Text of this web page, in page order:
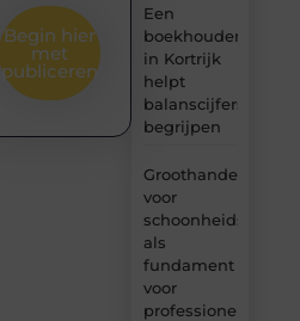
Een
boekhouder
in Kortrijk
helpt
balanscijfers
begrijpen
Groothandel
voor
als
fundament
voor
professionele
Begin hier
met
publiceren